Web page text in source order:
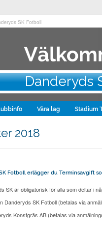
SK Fotboll
Danderyds
Våra lag Stadium
2018
Fotboll erlägger du Terminsavgift
SK är obligatorisk för alla som deltar i
Danderyds SK Fotboll (betalas via
Konstgräs AB (betalas via